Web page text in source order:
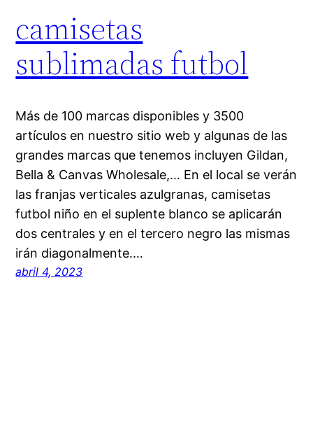
camisetas
sublimadas futbol
Más de 100 marcas disponibles y 3500
artículos en nuestro sitio web y algunas de las
grandes marcas que tenemos incluyen Gildan,
Bella & Canvas Wholesale,… En el local se verán
las franjas verticales azulgranas, camisetas
futbol niño en el suplente blanco se aplicarán
dos centrales y en el tercero negro las mismas
irán diagonalmente.…
abril 4, 2023